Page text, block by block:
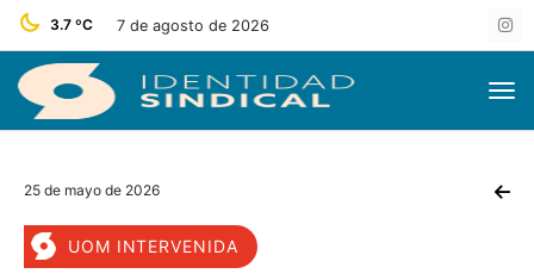
3.7 ºC 7 de agosto de 2026
25 de mayo de 2026
UOM INTERVENIDA